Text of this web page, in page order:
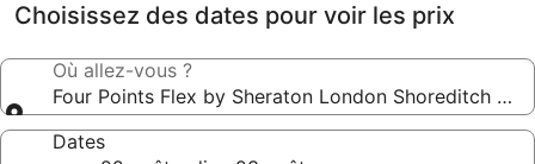
Choisissez des dates pour voir les prix
Où allez-vous ?
Four Points Flex by Sheraton London Shoreditch East
Dates